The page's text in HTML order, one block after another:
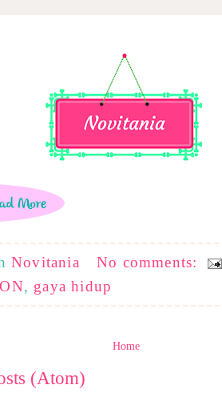
Novitania
No comments:
, gaya hidup
Home
(Atom)